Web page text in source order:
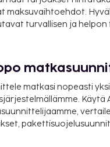
mi
(MMX-Sturup) -
maksuvaihtoehdot.
turvallisen ja
matkasi nopeasti
Käytä